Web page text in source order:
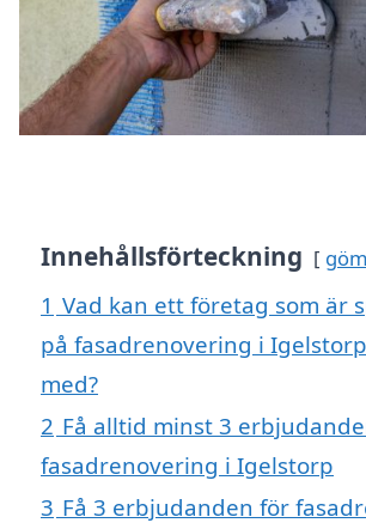
Innehållsförteckning
1 Vad kan ett företag som är
på fasadrenovering i
med?
2 Få alltid minst 3
fasadrenovering i Igelstorp
3 Få 3 erbjudanden för